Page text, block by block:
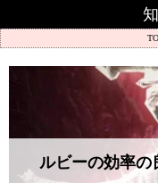
ルビーの効率の